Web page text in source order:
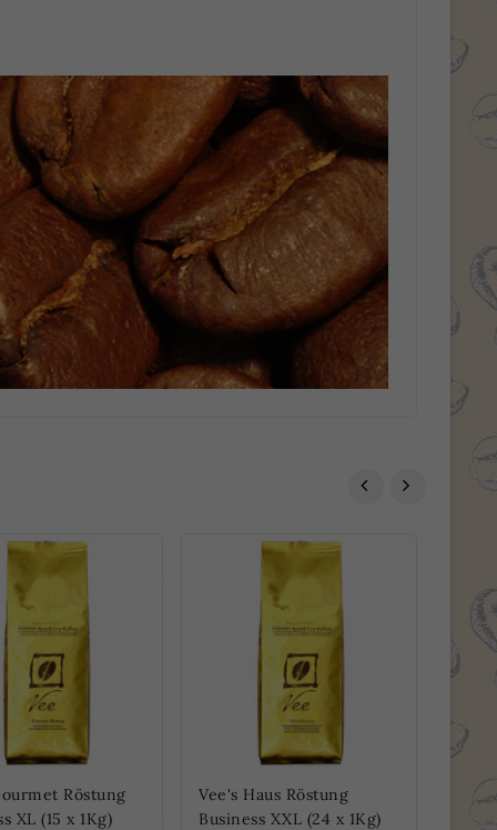
Röstung
XL (15 x 1Kg)
Vee's Haus Röstung
Business XXL (24 x 1Kg)